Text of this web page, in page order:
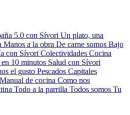
5.0 con Sívori Un plato, una
Manos a la obra De carne somos Bajo
con Sívori Colectividades Cocina
10 minutos Salud con Sívori
el gusto Pescados Capitales
Manual de cocina Como nos
Todo a la parrilla Todos somos Tu